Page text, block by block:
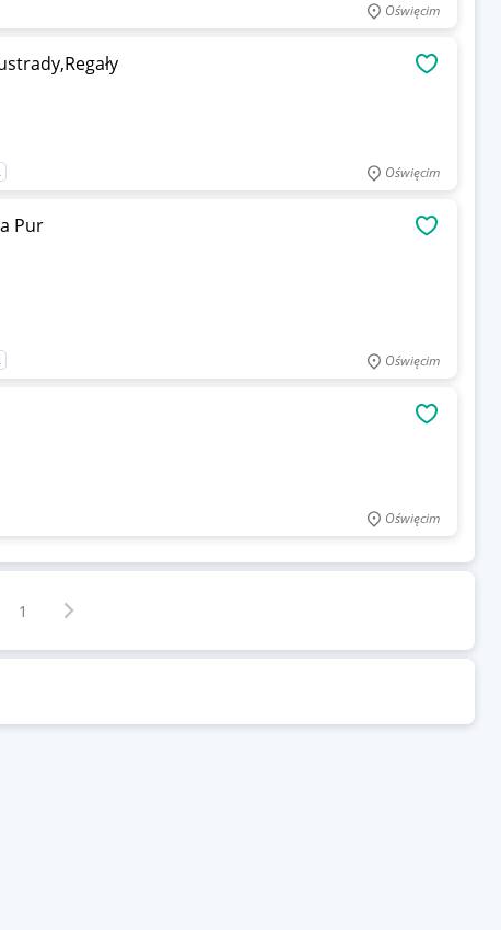
Oświęcim
Oświęcim
Pur
Oświęcim
Oświęcim
1 Następna strona